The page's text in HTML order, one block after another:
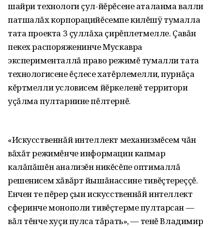
шайри технологи çул-йĕрĕсене аталанма валли
патшалăх корпорацийĕсемпе килĕшÿ тумалла
тата проекта 3 çуллăха çирĕплетмелле. Çавăн
пекех распоряженинче Мускавра
эксперименталлă право режимĕ тумалли тата
технологисене ĕçлесе хатĕрлемелли, пурнăçа
кĕртмелли условисем йĕркеленĕ территори
уçăлма пултарнине пĕлтернĕ.
«Искусственнăй интеллект механизмĕсем чăн
вăхăт режимĕнче информацин капмар
калăпăшĕн анализĕн никĕсĕпе оптималлă
решенисем хăвăрт йышăнассине тивĕçтереççĕ.
Енчен те пĕрер çын искусственнăй интеллект
сферинче монополи тивĕçтерме пултарсан —
вăл тĕнче хуçи пулса тăрать», — тенĕ Владимир